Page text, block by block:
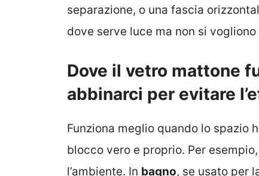
separazione, o una fascia
dove serve luce ma non si
Dove il vetro mattone
abbinarci per evitare
Funziona meglio quando lo spazio
blocco vero e proprio. Per
l’ambiente. In bagno, se usato per